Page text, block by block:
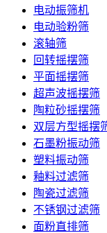
电动振筛机
电动验粉筛
滚轴筛
回转摇摆筛
平面摇摆筛
超声波摇摆筛
陶粒砂摇摆筛
双层方型摇摆
石墨粉振动筛
塑料振动筛
釉料过滤筛
陶瓷过滤筛
不锈钢过滤筛
面粉直排筛